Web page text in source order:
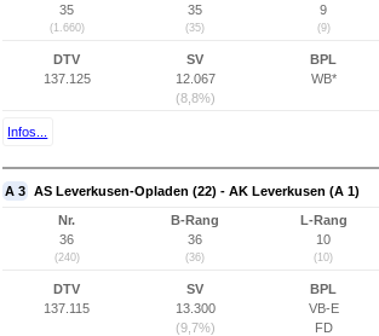
35
(1.660)
35
(35)
9
(9)
DTV
137.125
SV
12.067
(8,8%)
BPL
WB*
Infos...
A 3 AS Leverkusen-Opladen (22) - AK Leverkusen (A 1)
Nr.
36
(240)
B-Rang
36
(36)
L-Rang
10
(10)
DTV
137.115
SV
13.300
(9,7%)
BPL
VB-E
FD